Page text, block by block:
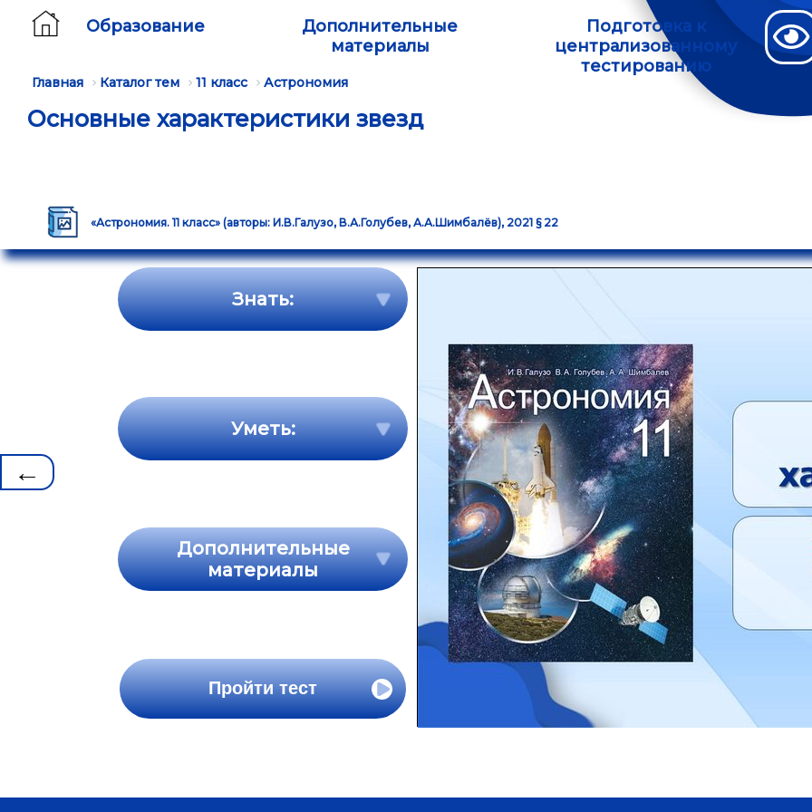
Образование
Дополнительные
материалы
Подготовка к
централизованному
тестированию
Главная Каталог тем 11 класс Астрономия
Основные характеристики звезд
«Астрономия. 11 класс» (авторы: И.В.Галузо, В.А.Голубев, А.А.Шимбалёв), 2021 § 22
←
Знать:
Уметь:
Дополнительные
материалы
Пройти тест